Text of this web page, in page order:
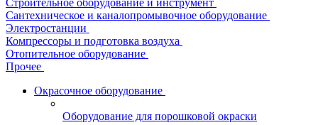
Строительное оборудование и инструмент
Сантехническое и каналопромывочное оборудование
Электростанции
Компрессоры и подготовка воздуха
Отопительное оборудование
Прочее
Окрасочное оборудование
Оборудование для порошковой окраски